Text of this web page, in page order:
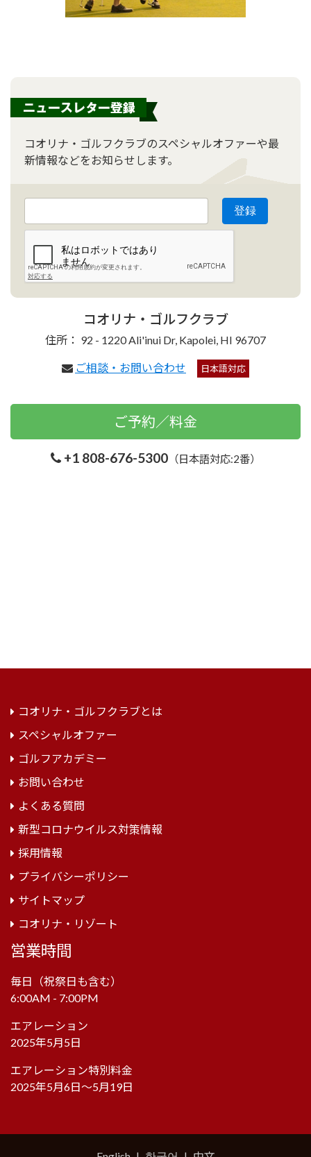
コオリナ・ゴルフクラブのスペシャルオファーや最
新情報などをお知らせします。
コオリナ・ゴルフクラブ
住所： 92 - 1220 Ali'inui Dr, Kapolei, HI 96707
ご相談・お問い合わせ 日本語対応
ご予約／料金
+1 808-676-5300 （日本語対応:2番）
コオリナ・ゴルフクラブとは
スペシャルオファー
ゴルフアカデミー
お問い合わせ
よくある質問
新型コロナウイルス対策情報
採用情報
プライバシーポリシー
サイトマップ
コオリナ・リゾート
営業時間
毎日（祝祭日も含む）
6:00AM - 7:00PM
エアレーション
2025年5月5日
エアレーション特別料金
2025年5月6日～5月19日